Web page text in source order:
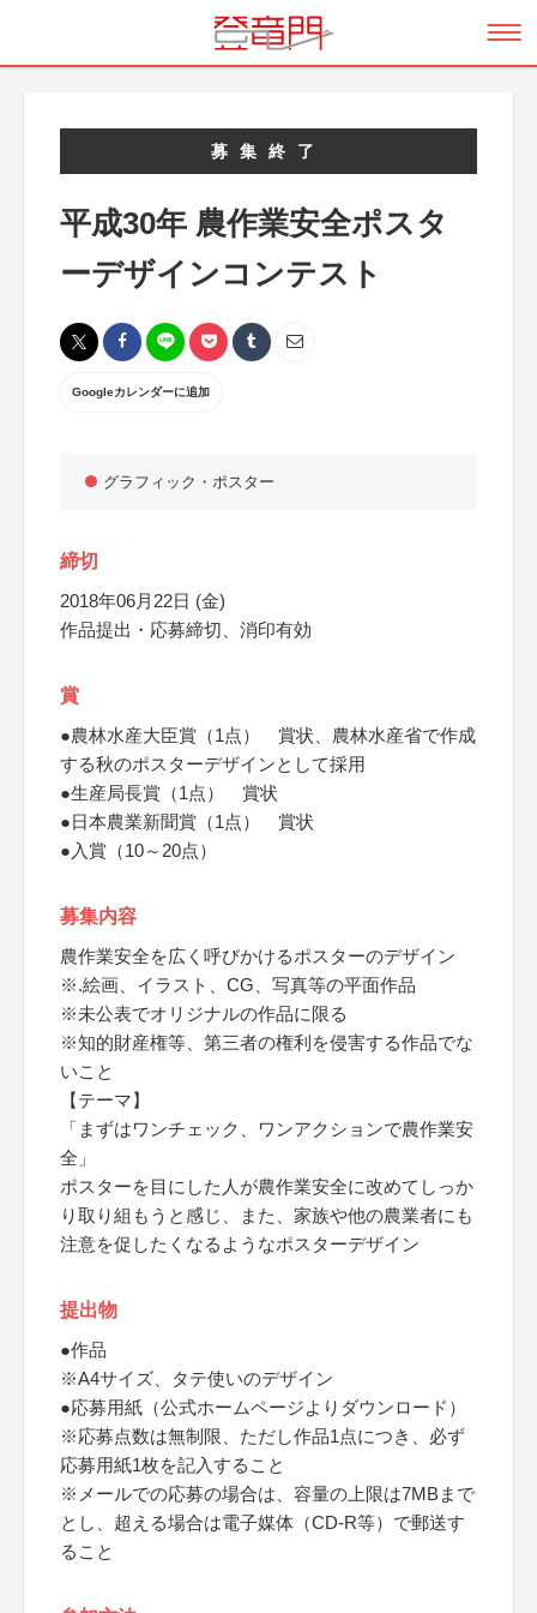
募集終了
平成30年 農作業安全ポスタ
ーデザインコンテスト
Googleカレンダーに追加
グラフィック・ポスター
締切
2018年06月22日 (金)
作品提出・応募締切、消印有効
賞
●農林水産大臣賞（1点） 賞状、農林水産省で作成
する秋のポスターデザインとして採用
●生産局長賞（1点） 賞状
●日本農業新聞賞（1点） 賞状
●入賞（10～20点）
募集内容
農作業安全を広く呼びかけるポスターのデザイン
※.絵画、イラスト、CG、写真等の平面作品
※未公表でオリジナルの作品に限る
※知的財産権等、第三者の権利を侵害する作品でな
いこと
【テーマ】
「まずはワンチェック、ワンアクションで農作業安
全」
ポスターを目にした人が農作業安全に改めてしっか
り取り組もうと感じ、また、家族や他の農業者にも
注意を促したくなるようなポスターデザイン
提出物
●作品
※A4サイズ、タテ使いのデザイン
●応募用紙（公式ホームページよりダウンロード）
※応募点数は無制限、ただし作品1点につき、必ず
応募用紙1枚を記入すること
※メールでの応募の場合は、容量の上限は7MBまで
とし、超える場合は電子媒体（CD-R等）で郵送す
ること